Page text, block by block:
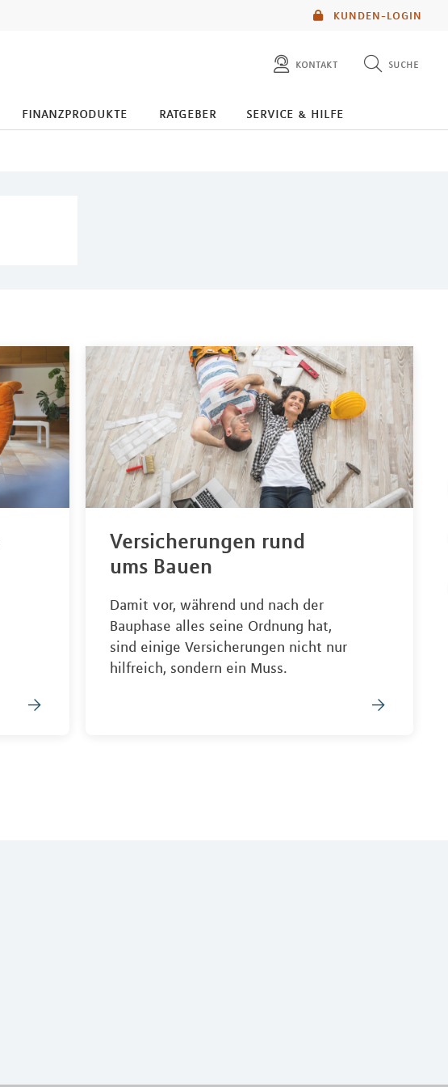
KUNDEN-LOGIN
kontakt suche
diese website durchsuchen
finanzprodukte ratgeber service & hilfe
Versicherungen rund
ums Bauen
Damit vor, während und nach der
Bauphase alles seine Ordnung hat,
sind einige Versicherungen nicht nur
hilfreich, sondern ein Muss.